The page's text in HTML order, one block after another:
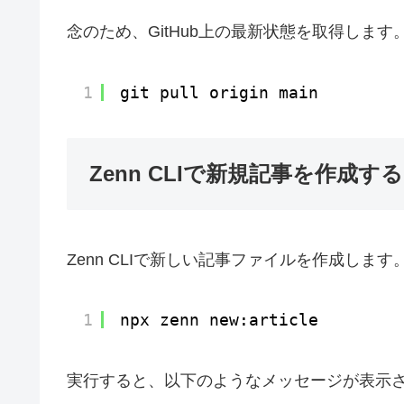
念のため、GitHub上の最新状態を取得します。
1 git pull origin main
Zenn CLIで新規記事を作成する
Zenn CLIで新しい記事ファイルを作成します。
1 npx zenn new:article
実行すると、以下のようなメッセージが表示